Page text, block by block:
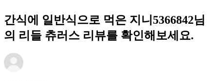
간식에 일반식으로 먹은 지니5366842님
의 리들 츄러스 리뷰를 확인해보세요.